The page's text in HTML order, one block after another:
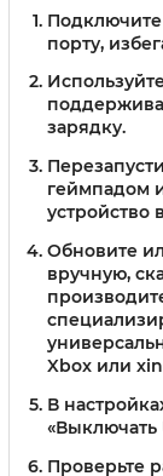
порту,
зарядку.
геймпадом
устройство
Обновите
вручную,
Xbox или
В
«Выключать
Проверьте